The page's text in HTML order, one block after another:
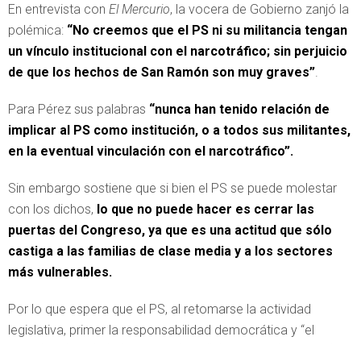
En entrevista con El Mercurio, la vocera de Gobierno zanjó la
polémica: “No creemos que el PS ni su militancia tengan
un vínculo institucional con el narcotráfico; sin perjuicio
de que los hechos de San Ramón son muy graves”
Para Pérez sus palabras “nunca han tenido relación de
implicar al PS como institución, o a todos sus militantes,
en la eventual vinculación con el narcotráfico”.
Sin embargo sostiene que si bien el PS se puede molestar
con los dichos, lo que no puede hacer es cerrar las
puertas del Congreso, ya que es una actitud que sólo
castiga a las familias de clase media y a los sectores
más vulnerables.
Por lo que espera que el PS, al retomarse la actividad
legislativa, primer la responsabilidad democrática y “el